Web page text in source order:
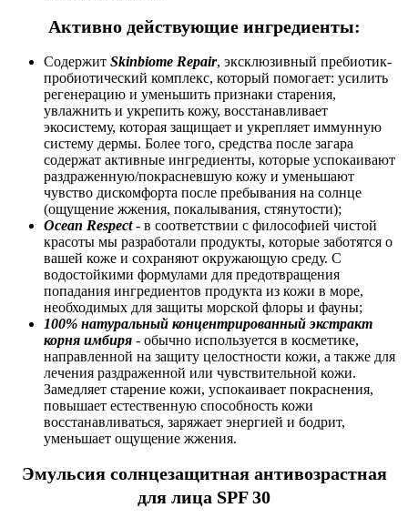
Активно действующие ингредиенты:
Содержит Skinbiome Repair, эксклюзивный пребиотик-
пробиотический комплекс, который помогает: усилить
регенерацию и уменьшить признаки старения,
увлажнить и укрепить кожу, восстанавливает
экосистему, которая защищает и укрепляет иммунную
систему дермы. Более того, средства после загара
содержат активные ингредиенты, которые успокаивают
раздраженную/покрасневшую кожу и уменьшают
чувство дискомфорта после пребывания на солнце
(ощущение жжения, покалывания, стянутости);
Ocean Respect- в соответствии с философией чистой
красоты мы разработали продукты, которые заботятся о
вашей коже и сохраняют окружающую среду. С
водостойкими формулами для предотвращения
попадания ингредиентов продукта из кожи в море,
необходимых для защиты морской флоры и фауны;
100% натуральный концентрированный экстракт
корня имбиря - обычно используется в косметике,
направленной на защиту целостности кожи, а также для
лечения раздраженной или чувствительной кожи.
Замедляет старение кожи, успокаивает покраснения,
повышает естественную способность кожи
восстанавливаться, заряжает энергией и бодрит,
уменьшает ощущение жжения.
Эмульсия солнцезащитная антивозрастная
для лица SPF 30